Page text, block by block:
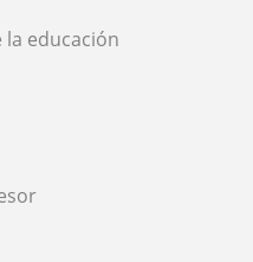
educación